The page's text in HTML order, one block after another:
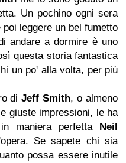
Un pochino ogni sera
leggere un bel fumetto
andare a dormire è uno
questa storia fantastica
un po' alla volta, per più
diJeff Smith, o almeno
giuste impressioni, le ha
maniera perfetta Neil
Se sapete chi sia
possa essere inutile